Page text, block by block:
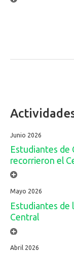
Junio 2026
Estudiantes de
recorrieron el
Mayo 2026
Estudiantes de
Central
Abril 2026